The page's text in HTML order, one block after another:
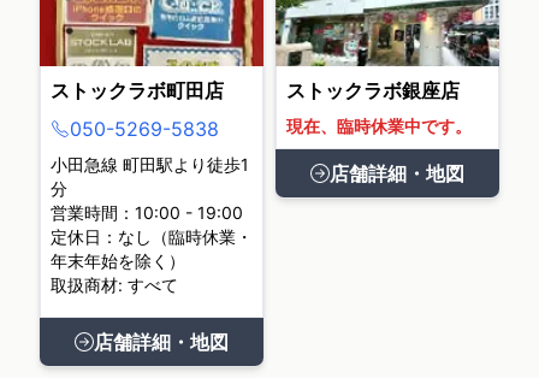
ストックラボ町田店
050-5269-5838
小田急線 町田駅より徒歩1
分
営業時間：10:00 - 19:00
定休日：なし（臨時休業・
年末年始を除く）
取扱商材: すべて
店舗詳細・地図
ストックラボ銀座店
現在、臨時休業中です。
店舗詳細・地図